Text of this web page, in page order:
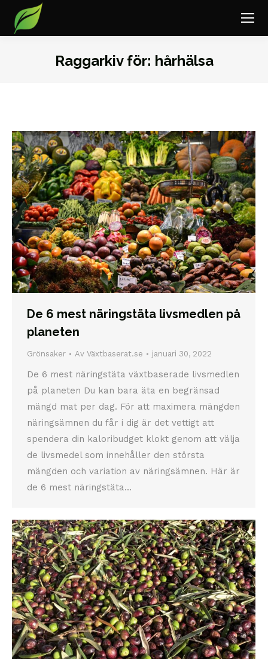
Raggarkiv för: hårhälsa
De 6 mest näringstäta livsmedlen på
planeten
Grönsaker Av Växtbaserat.se januari 30, 2022
De 6 mest näringstäta växtbaserade livsmedlen
på planeten Du kan bara äta en begränsad
mängd mat per dag. För att maximera mängden
näringsämnen du får i dig är det vettigt att
spendera din kaloribudget klokt genom att välja
de livsmedel som innehåller den största
mängden och variation av näringsämnen. Här är
de 6 mest näringstäta…